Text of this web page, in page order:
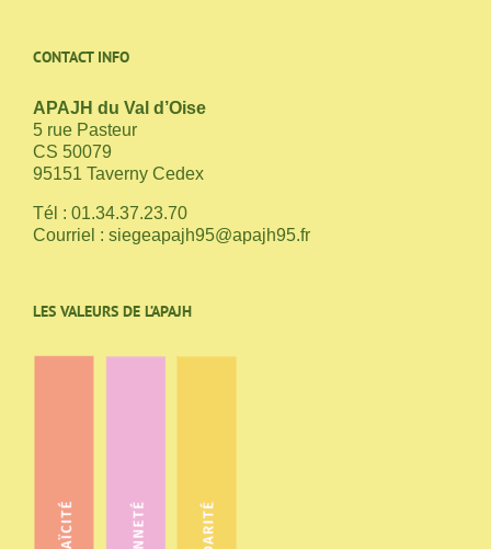
CONTACT INFO
APAJH du Val d’Oise
5 rue Pasteur
CS 50079
95151 Taverny Cedex
Tél : 01.34.37.23.70
Courriel : siegeapajh95@apajh95.fr
LES VALEURS DE L’APAJH